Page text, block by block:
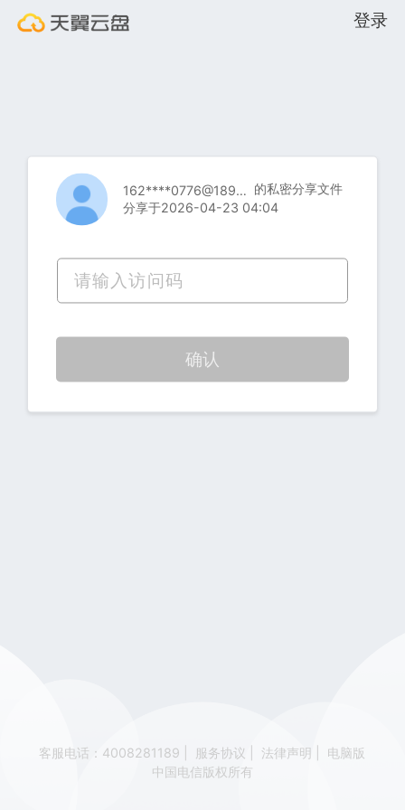
登录
162****0776@189.cn 的私密分享文件
分享于2026-04-23 04:04
确认
客服电话：4008281189 服务协议 法律声明
电脑版
中国电信版权所有